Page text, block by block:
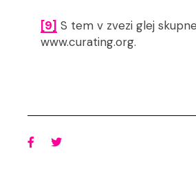
[9] S tem v zvezi glej
www.curating.org.